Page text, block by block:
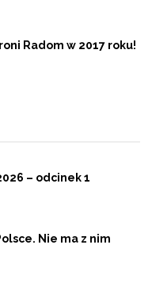
Radom w 2017 roku!
– odcinek 1
Nie ma z nim